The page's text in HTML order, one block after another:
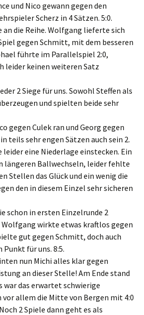
und Nico gewann gegen den
Scherz in 4 Sätzen. 5:0.
an die Reihe. Wolfgang lieferte sich
gegen Schmitt, mit dem besseren
führte im Parallelspiel 2:0,
leider keinen weiteren Satz
2 Siege für uns. Sowohl Steffen als
und spielten beide sehr
gegen Culek ran und Georg gegen
teils sehr engen Sätzen auch sein 2.
leider eine Niederlage einstecken. Ein
längeren Ballwechseln, leider fehlte
Stellen das Glück und ein wenig die
den in diesem Einzel sehr sicheren
schon in ersten Einzelrunde 2
wirkte etwas kraftlos gegen
gut gegen Schmitt, doch auch
für uns. 8:5.
nun Michi alles klar gegen
an dieser Stelle! Am Ende stand
war das erwartet schwierige
vor allem die Mitte von Bergen mit 4:0
2 Spiele dann geht es als